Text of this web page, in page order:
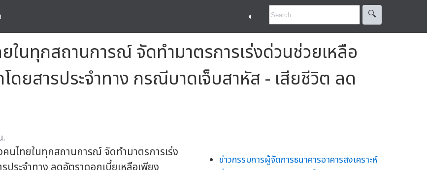
◐ 🔍︎
ในทุกสถานการณ์ จัดทำมาตรการเร่งด่วนช่วยเหลือ
ดยสารประจำทาง กรณีบาดเจ็บสาหัส - เสียชีวิต ลด
.
คนไทยในทุกสถานการณ์ จัดทำมาตรการเร่ง
ข่าวกรรมการผู้จัดการธนาคารอาคารสงเคราะห์